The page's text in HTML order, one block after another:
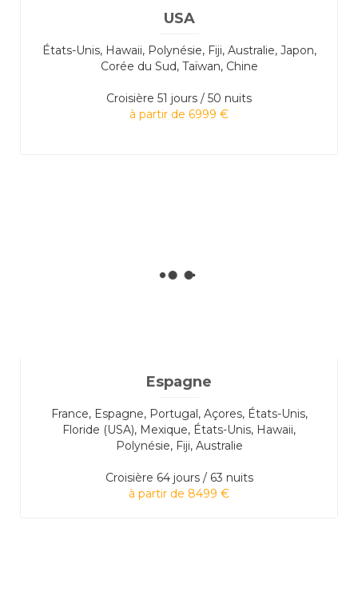
USA
États-Unis, Hawaii, Polynésie, Fiji, Australie, Japon,
Corée du Sud, Taïwan, Chine
Croisière 51 jours / 50 nuits
à partir de 6999 €
Espagne
France, Espagne, Portugal, Açores, États-Unis,
Floride (USA), Mexique, États-Unis, Hawaii,
Polynésie, Fiji, Australie
Croisière 64 jours / 63 nuits
à partir de 8499 €